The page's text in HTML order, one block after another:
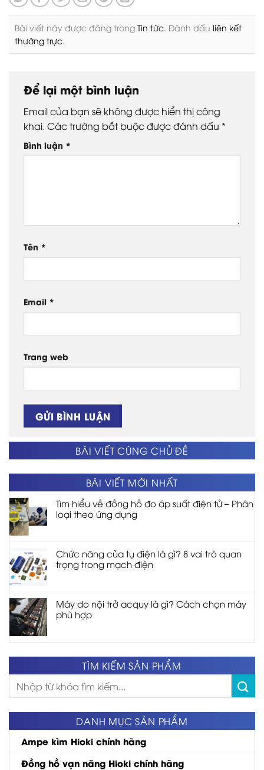
Bài viết này được đăng trong Tin tức. Đánh dấu liên kết
thường trực.
Để lại một bình luận
Email của bạn sẽ không được hiển thị công
khai. Các trường bắt buộc được đánh dấu *
Bình luận *
Tên *
Email *
Trang web
BÀI VIẾT CÙNG CHỦ ĐỀ
BÀI VIẾT MỚI NHẤT
Tìm hiểu về đồng hồ đo áp suất điện tử – Phân
loại theo ứng dụng
Chức năng của tụ điện là gì? 8 vai trò quan
trọng trong mạch điện
Máy đo nội trở acquy là gì? Cách chọn máy
phù hợp
TÌM KIẾM SẢN PHẨM
Tìm
kiếm:
DANH MỤC SẢN PHẨM
Ampe kìm Hioki chính hãng
Đồng hồ vạn năng Hioki chính hãng